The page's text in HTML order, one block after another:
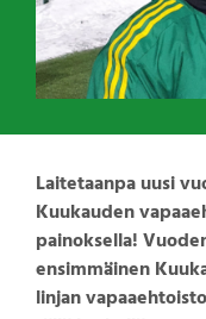
Laitetaanpa uusi
Kuukauden
painoksella!
ensimmäinen
linjan